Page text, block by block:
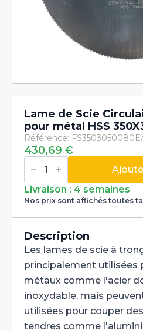
Lame de Scie
pour métal HSS
Référence: FS3503050080
430,69 €
quantité
de
de
Scie
Circulaire
à
pour
métal
HSS
350X3X50
Z80
Livraison : 4 semaines
Nos prix sont affichés toutes
Description
Les lames de scie à
principalement utilisées
métaux comme l'acier
inoxydable, mais
utilisées pour couper
tendres comme